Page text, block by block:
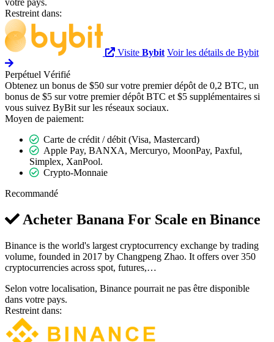
votre pays.
Restreint dans:
Visite Bybit Voir les détails de Bybit
Perpétuel Vérifié
Obtenez un bonus de $50 sur votre premier dépôt de 0,2 BTC, un
bonus de $5 sur votre premier dépôt BTC et $5 supplémentaires si
vous suivez ByBit sur les réseaux sociaux.
Moyen de paiement:
Carte de crédit / débit (Visa, Mastercard)
Apple Pay, BANXA, Mercuryo, MoonPay, Paxful,
Simplex, XanPool.
Crypto-Monnaie
Recommandé
Acheter Banana For Scale en Binance
Binance is the world's largest cryptocurrency exchange by trading
volume, founded in 2017 by Changpeng Zhao. It offers over 350
cryptocurrencies across spot, futures,…
Selon votre localisation, Binance pourrait ne pas être disponible
dans votre pays.
Restreint dans: